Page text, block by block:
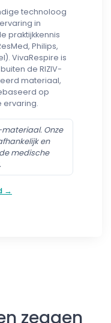
technoloog
in
praktijkkennis
Philips,
VivaRespire is
de RIZIV-
materiaal,
op
ervaring.
materiaal. Onze
en
medische
→
zeggen